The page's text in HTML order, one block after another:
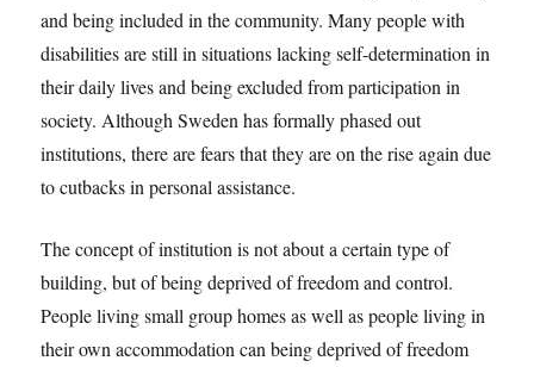
and being included in the community. Many people with
disabilities are still in situations lacking self-determination in
their daily lives and being excluded from participation in
society. Although Sweden has formally phased out
institutions, there are fears that they are on the rise again due
to cutbacks in personal assistance.
The concept of institution is not about a certain type of
building, but of being deprived of freedom and control.
People living small group homes as well as people living in
their own accommodation can being deprived of freedom